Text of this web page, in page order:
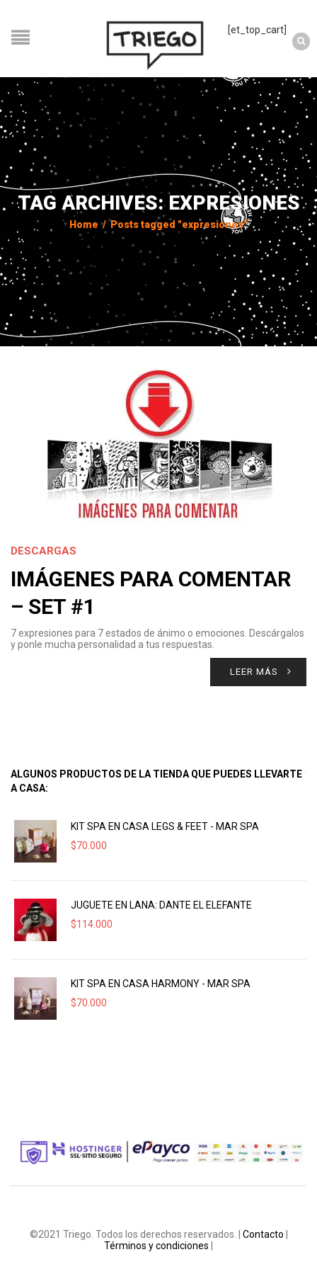
[et_top_cart]
TAG ARCHIVES: EXPRESIONES
Home / Posts tagged "expresiones"
DESCARGAS
IMÁGENES PARA COMENTAR
– SET #1
7 expresiones para 7 estados de ánimo o emociones. Descárgalos
y ponle mucha personalidad a tus respuestas.
LEER MÁS
ALGUNOS PRODUCTOS DE LA TIENDA QUE PUEDES LLEVARTE
A CASA:
KIT SPA EN CASA LEGS & FEET - MAR SPA
$70.000
JUGUETE EN LANA: DANTE EL ELEFANTE
$114.000
KIT SPA EN CASA HARMONY - MAR SPA
$70.000
©2021 Triego. Todos los derechos reservados. | Contacto
Términos y condiciones